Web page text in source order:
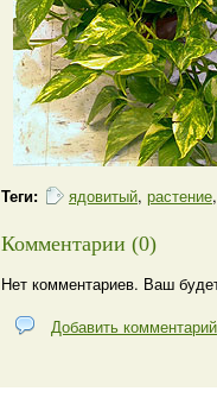
Теги: ядовитый, растение,
Комментарии (0)
Нет комментариев. Ваш
Добавить комментарий